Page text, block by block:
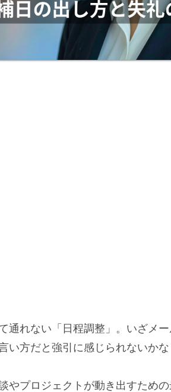
通れない「日程調整」。いざメ
い方だと強引に感じられないか
やプロジェクトが動き出すため